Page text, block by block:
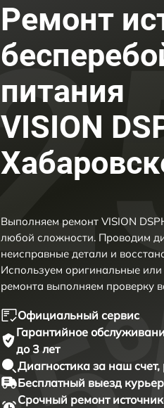
Ремонт
питания
VISION
Выполняем ремонт VISION
любой сложности. Проводим
неисправные детали и
Используем оригинальные
ремонта выполняем проверку
Официальный сервис
Гарантийное
до 3 лет
Диагностика за наш счет,
Бесплатный выезд
Срочный ремонт